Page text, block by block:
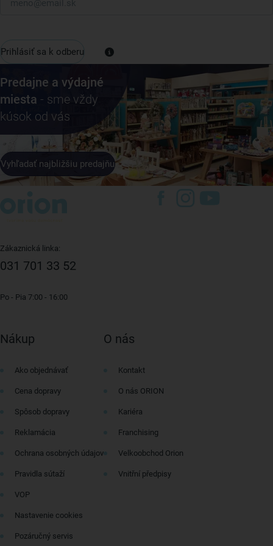
Prihlásiť sa k odberu
Predajne a výdajné
miesta - sme vždy
kúsok od vás
Vyhľadať najbližšiu predajňu
Zákaznická linka:
031 701 33 52
Po - Pia 7:00 - 16:00
Nákup
Ako objednávať
Cena dopravy
Spôsob dopravy
Reklamácia
Ochrana osobných údajov
Pravidla sútaží
VOP
Nastavenie cookies
Pozáručný servis
O nás
Kontakt
O nás ORION
Kariéra
Franchising
Velkoobchod Orion
Vnitřní předpisy